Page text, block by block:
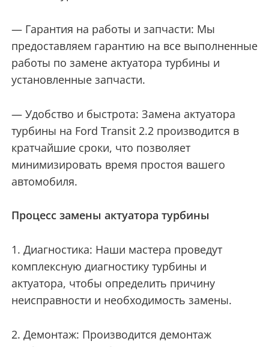
— Гарантия на работы и запчасти: Мы
предоставляем гарантию на все выполненные
работы по замене актуатора турбины и
установленные запчасти.
— Удобство и быстрота: Замена актуатора
турбины на Ford Transit 2.2 производится в
кратчайшие сроки, что позволяет
минимизировать время простоя вашего
автомобиля.
Процесс замены актуатора турбины
1. Диагностика: Наши мастера проведут
комплексную диагностику турбины и
актуатора, чтобы определить причину
неисправности и необходимость замены.
2. Демонтаж: Производится демонтаж